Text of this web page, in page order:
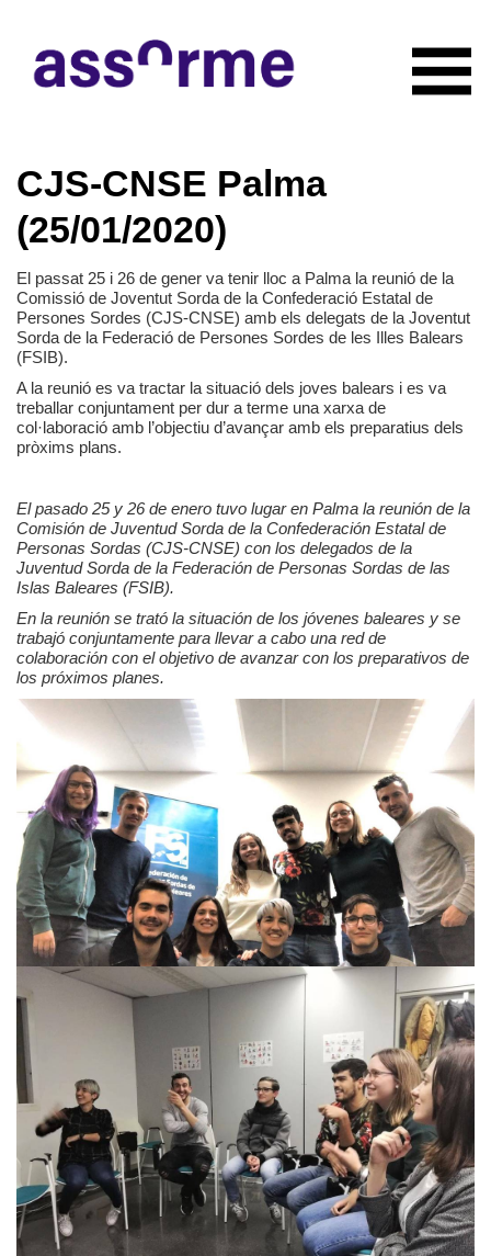
NOTICIAS
CONÓCENOS
Quiénes somos
Organigrama
Servicios
Actividades
COLABORADORES
RECURSOS
CONTACTO
Privacidad y uso de cookies
Avisos legales
CJS-CNSE Palma
(25/01/2020)
El passat 25 i 26 de gener va tenir lloc a Palma la reunió de la
Comissió de Joventut Sorda de la Confederació Estatal de
Persones Sordes (CJS-CNSE) amb els delegats de la Joventut
Sorda de la Federació de Persones Sordes de les Illes Balears
(FSIB).
A la reunió es va tractar la situació dels joves balears i es va
treballar conjuntament per dur a terme una xarxa de
col·laboració amb l’objectiu d’avançar amb els preparatius dels
pròxims plans.
El pasado 25 y 26 de enero tuvo lugar en Palma la reunión de la
Comisión de Juventud Sorda de la Confederación Estatal de
Personas Sordas (CJS-CNSE) con los delegados de la
Juventud Sorda de la Federación de Personas Sordas de las
Islas Baleares (FSIB).
En la reunión se trató la situación de los jóvenes baleares y se
trabajó conjuntamente para llevar a cabo una red de
colaboración con el objetivo de avanzar con los preparativos de
los próximos planes.